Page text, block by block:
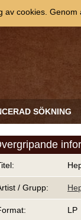
SÖKNING
/ Grupp:
LP
av cookies.